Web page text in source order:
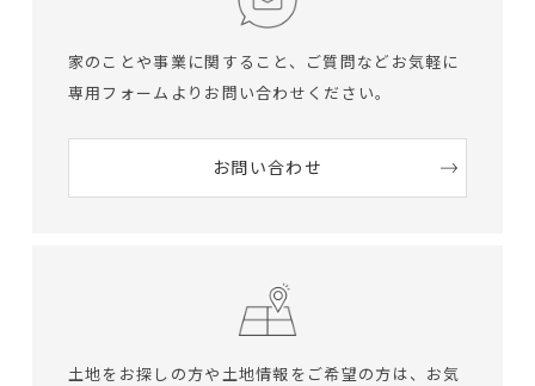
家のことや事業に関すること、ご質問など お気軽に
専用フォームよりお問い合わせください。
お問い合わせ
土地をお探しの方や土地情報をご希望の方は、 お気